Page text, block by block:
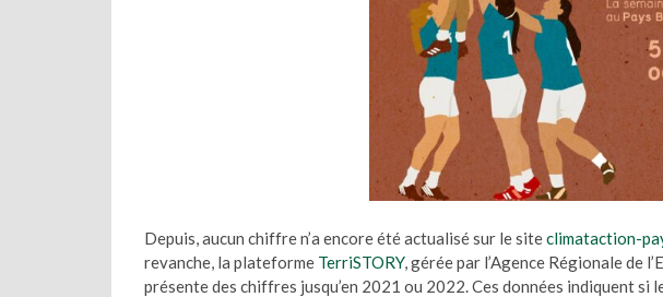
Depuis, aucun chiffre n’a encore été actualisé sur le siteclimataction-
revanche, la plateforme TerriSTORY, gérée par l’Agence Régionale de
présente des chiffres jusqu’en 2021 ou 2022. Ces données indiquent si